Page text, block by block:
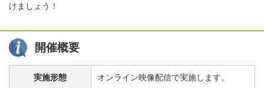
けましょう！
開催概要
実施形態 オンライン映像配信で実施します。